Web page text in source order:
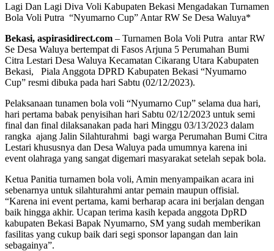
Lagi Dan Lagi Diva Voli Kabupaten Bekasi Mengadakan Turnamen
Bola Voli Putra “Nyumarno Cup” Antar RW Se Desa Waluya*
Bekasi, aspirasidirect.com – Turnamen Bola Voli Putra antar RW
Se Desa Waluya bertempat di Fasos Arjuna 5 Perumahan Bumi
Citra Lestari Desa Waluya Kecamatan Cikarang Utara Kabupaten
Bekasi, Piala Anggota DPRD Kabupaten Bekasi “Nyumarno
Cup” resmi dibuka pada hari Sabtu (02/12/2023).
Pelaksanaan tunamen bola voli “Nyumarno Cup” selama dua hari,
hari pertama babak penyisihan hari Sabtu 02/12/2023 untuk semi
final dan final dilaksanakan pada hari Minggu 03/13/2023 dalam
rangka ajang Jalin Silahturahmi bagi warga Perumahan Bumi Citra
Lestari khususnya dan Desa Waluya pada umumnya karena ini
event olahraga yang sangat digemari masyarakat setelah sepak bola.
Ketua Panitia turnamen bola voli, Amin menyampaikan acara ini
sebenarnya untuk silahturahmi antar pemain maupun offisial.
“Karena ini event pertama, kami berharap acara ini berjalan dengan
baik hingga akhir. Ucapan terima kasih kepada anggota DpRD
kabupaten Bekasi Bapak Nyumarno, SM yang sudah memberikan
fasilitas yang cukup baik dari segi sponsor lapangan dan lain
sebagainya”.